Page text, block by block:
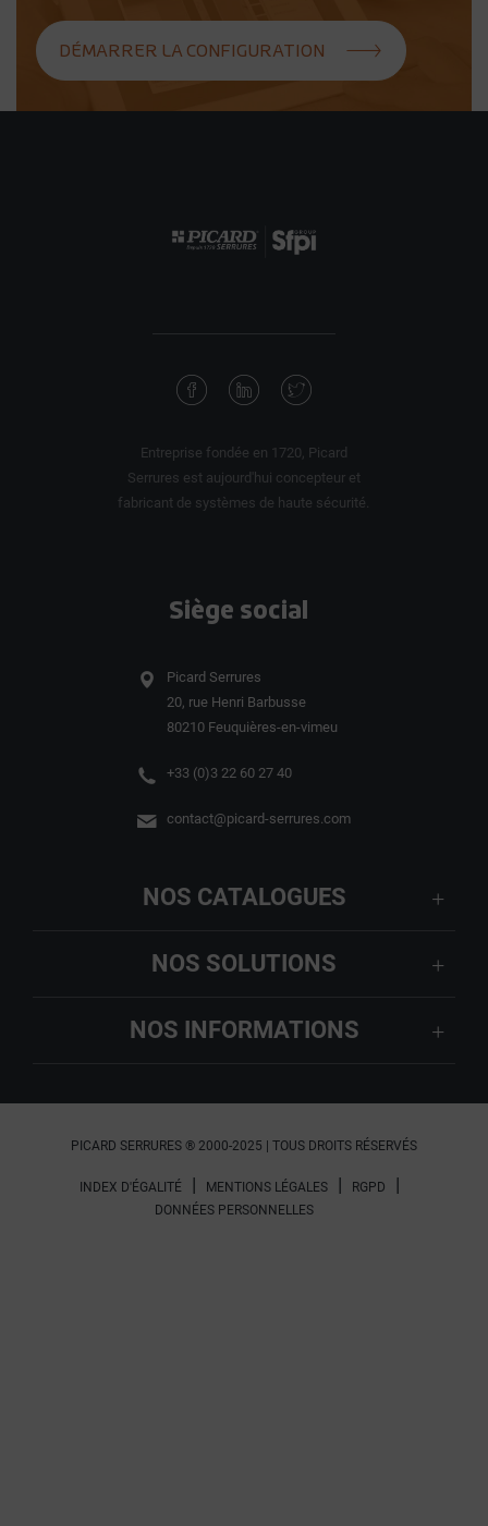
DÉMARRER LA CONFIGURATION
Siège social
Picard Serrures
20, rue Henri Barbusse
80210 Feuquières-en-vimeu
+33 (0)3 22 60 27 40
contact@picard-serrures.com
NOS CATALOGUES
Entreprise fondée en 1720, Picard
Serrures est aujourd'hui concepteur et
fabricant de systèmes de haute sécurité.
NOS SOLUTIONS
NOS INFORMATIONS
PICARD SERRURES ® 2000-2025 | TOUS DROITS RÉSERVÉS
INDEX D'ÉGALITÉ MENTIONS LÉGALES
RGPD
DONNÉES PERSONNELLES